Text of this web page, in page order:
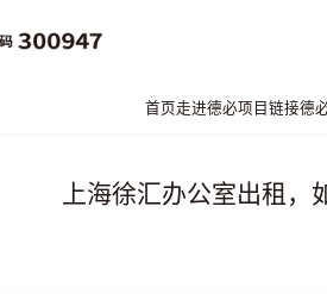
首页走进德必项目链接德
上海徐汇办公室出租，